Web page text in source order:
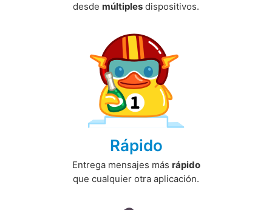
desde múltiples dispositivos.
Rápido
Entrega mensajes más rápido
que cualquier otra aplicación.